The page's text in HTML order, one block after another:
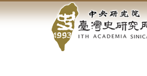
到
中
央
研